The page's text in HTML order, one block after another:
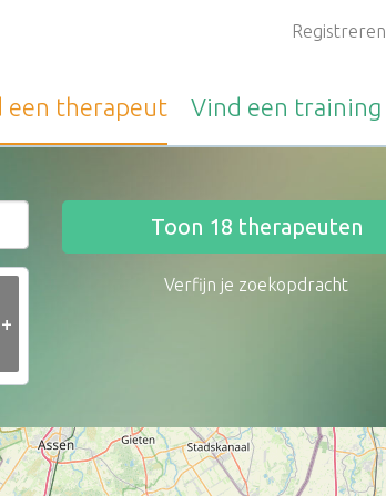
Registreren
een therapeut Vind een training
+
Toon 18 therapeuten
Verfijn je zoekopdracht